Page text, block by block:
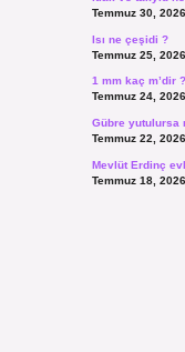
Temmuz 30, 2026
Isı ne çeşidi ?
Temmuz 25, 2026
1 mm kaç m’dir ?
Temmuz 24, 2026
Gübre yutulursa
Temmuz 22, 2026
Mevlüt Erdinç
Temmuz 18, 2026